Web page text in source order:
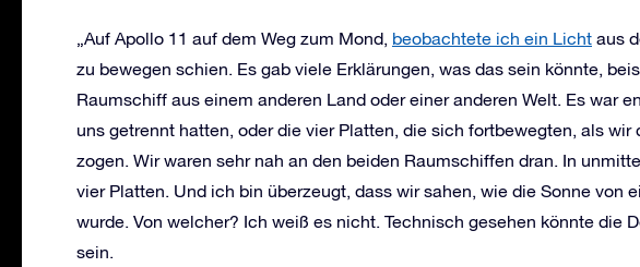
„Auf Apollo 11 auf dem Weg zum Mond, beobachtete ich ein Licht aus
zu bewegen schien. Es gab viele Erklärungen, was das sein könnte,
Raumschiff aus einem anderen Land oder einer anderen Welt. Es war
uns getrennt hatten, oder die vier Platten, die sich fortbewegten, als wir
zogen. Wir waren sehr nah an den beiden Raumschiffen dran. In
vier Platten. Und ich bin überzeugt, dass wir sahen, wie die Sonne von
wurde. Von welcher? Ich weiß es nicht. Technisch gesehen könnte die
sein.